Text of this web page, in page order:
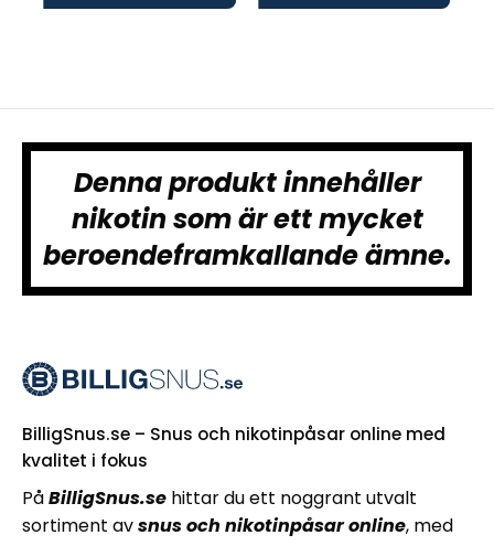
Denna produkt innehåller
nikotin som är ett mycket
beroendeframkallande ämne.
BilligSnus.se – Snus och nikotinpåsar online med
kvalitet i fokus
PåBilligSnus.sehittar du ett noggrant utvalt
sortiment avsnus och nikotinpåsar online, med